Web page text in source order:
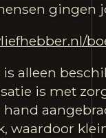
gingen
alleen
is met
waardoor